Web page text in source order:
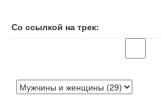
Со ссылкой на трек: